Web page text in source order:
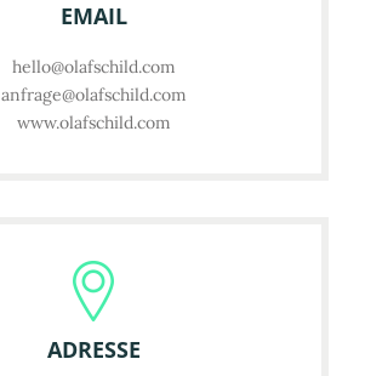
EMAIL
hello@olafschild.com
anfrage@olafschild.com
www.olafschild.com
ADRESSE